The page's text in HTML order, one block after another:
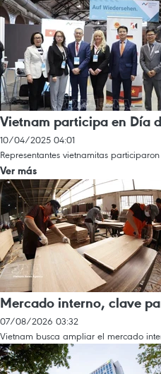
Vietnam participa en Día
10/04/2025 04:01
Representantes vietnamitas
Ver más
Mercado interno, clave
07/08/2026 03:32
Vietnam busca ampliar el mercado